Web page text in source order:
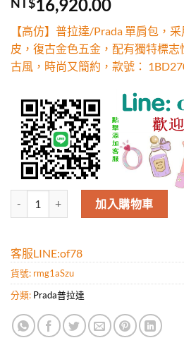
5，已有位
分
16,920.00
【高仿】普拉達/Prada 單肩包，
皮，復古金色五金，配有獨特標
古風，時尚又簡約，款號：
高仿普拉達/Prada 單肩包，采用十字
加入購物車
客服LINE:of78
貨號: rmg1aSzu
分類: Prada普拉達